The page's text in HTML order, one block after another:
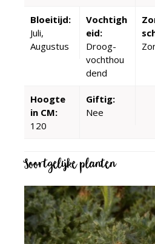
Bloeitijd:
Juli,
Augustus
Vochtigh
eid:
Droog-
vochthou
dend
Hoogte
in CM:
120
Giftig:
Nee
Soortgelijke planten